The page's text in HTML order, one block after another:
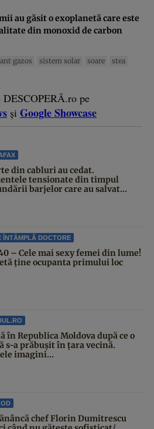
au găsit o exoplanetă care este
din monoxid de carbon
gazos sistem solar soare stea
DESCOPERĂ.ro pe
și Google Showcase
din cabluri au cedat.
tensionate din timpul
barjelor care au salvat...
ÎNTÂMPLĂ DOCTORE
– Cele mai sexy femei din lume!
ține ocupanta primului loc
în Republica Moldova după ce o
s-a prăbușit în țara vecină.
imagini...
chef Florin Dumitrescu